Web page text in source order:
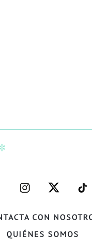
CON
QUIÉNES SOMOS
–
INSTAGRAM–
–
TWITTER–
–